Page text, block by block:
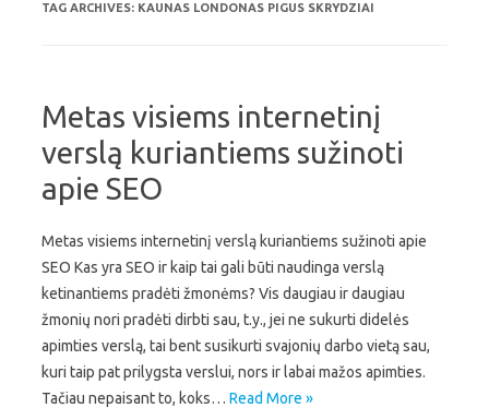
TAG ARCHIVES: KAUNAS LONDONAS PIGUS SKRYDZIAI
Metas visiems internetinį
verslą kuriantiems sužinoti
apie SEO
Metas visiems internetinį verslą kuriantiems sužinoti apie
SEO Kas yra SEO ir kaip tai gali būti naudinga verslą
ketinantiems pradėti žmonėms? Vis daugiau ir daugiau
žmonių nori pradėti dirbti sau, t.y., jei ne sukurti didelės
apimties verslą, tai bent susikurti svajonių darbo vietą sau,
kuri taip pat prilygsta verslui, nors ir labai mažos apimties.
Tačiau nepaisant to, koks… Read More »